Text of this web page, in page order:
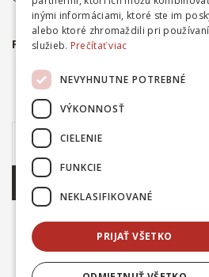
PRIHLÁSTE SA NA ODBER NOVINIEK
Odber noviniek môžete
inými informáciami, ktoré ste im
alebo ktoré zhromaždili pri
služieb. Prečítať viac
NEVYHNUTNE POTREBNÉ
VÝKONNOSŤ
CIELENIE
FUNKCIE
NEKLASIFIKOVANÉ
PRIJAŤ VŠETKO